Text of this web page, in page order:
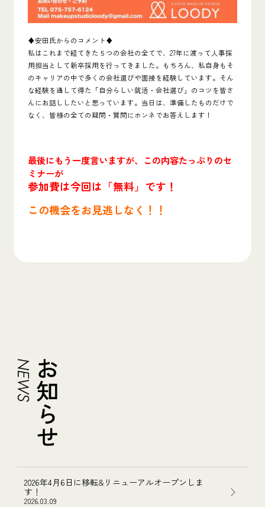
♦安田氏からのコメント♦
私はこれまで経てきた５つの会社の全てで、27年に渡って人事採
用担当として新卒採用を行ってきました。もちろん、私自身もそ
のキャリアの中で多くの会社選びや面接を経験しています。そん
な経験を通して得た「自分らしい就活・会社選び」のコツを皆さ
んにお話ししたいと思っています。当日は、準備したものだけで
なく、皆様の全ての疑問・質問にホンネでお答えします！
最後にもう一度言いますが、この内容たっぷりのセ
ミナーが
参加費は今回は「無料」です！
この機会をお見逃しなく！！
2026年4月6日に移転&リニューアルオープンしま
す！
2026.03.09